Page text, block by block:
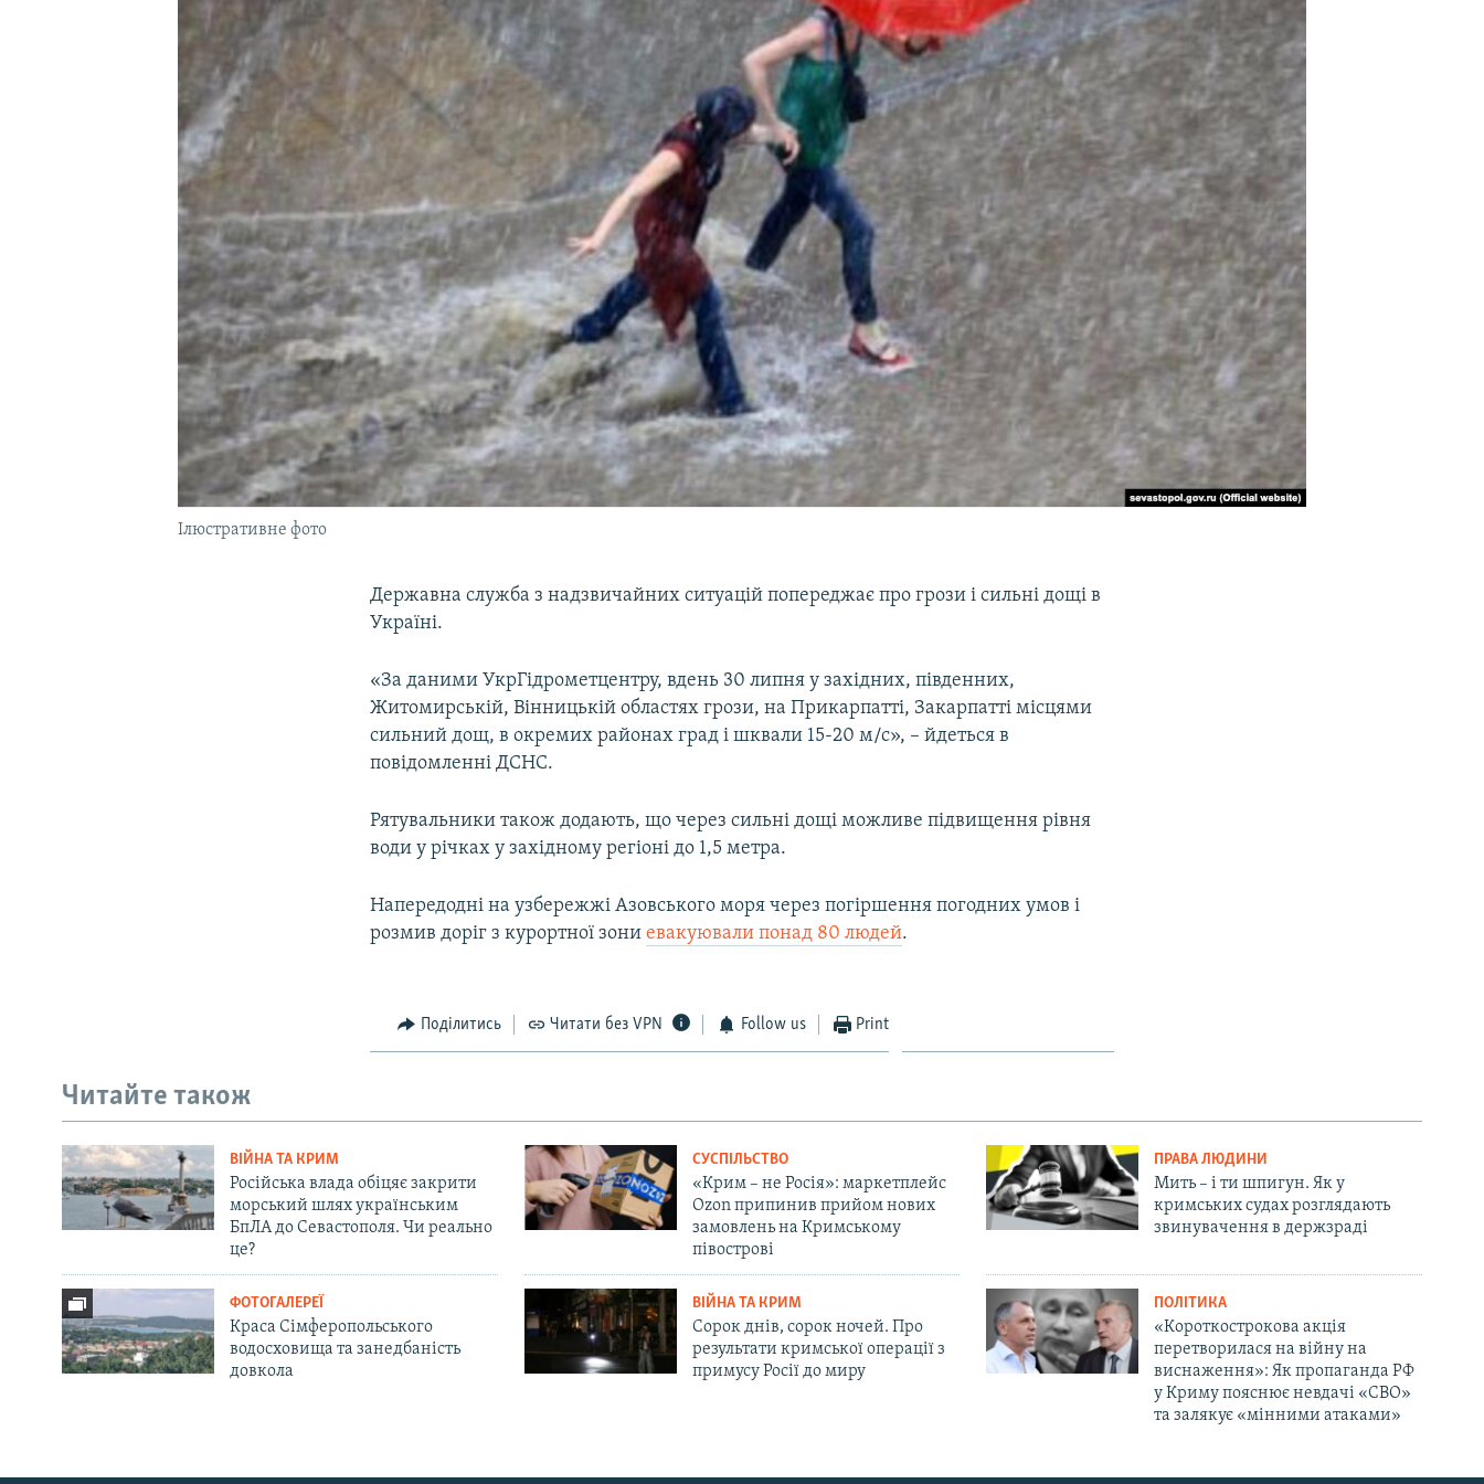
УКРАЇНСЬКА ПРОБЛЕМА КРИМУ
Русский
Ілюстративне фото
Державна служба з надзвичайних ситуацій попереджає про грози і сильні дощі в
Україні.
«За даними УкрГідрометцентру, вдень 30 липня у західних, південних,
Житомирській, Вінницькій областях грози, на Прикарпатті, Закарпатті місцями
сильний дощ, в окремих районах град і шквали 15-20 м/с», – йдеться в
повідомленні ДСНС.
Рятувальники також додають, що через сильні дощі можливе підвищення рівня
води у річках у західному регіоні до 1,5 метра.
Напередодні на узбережжі Азовського моря через погіршення погодних умов і
розмив доріг з курортної зониевакуювали понад 80 людей.
Поділитись Читати без VPN Follow us Print
Читайте також
ВІЙНА ТА КРИМ
Російська влада обіцяє закрити
морський шлях українським
БпЛА до Севастополя. Чи реально
це?
СУСПІЛЬСТВО
«Крим – не Росія»: маркетплейс
Ozon припинив прийом нових
замовлень на Кримському
півострові
ПРАВА ЛЮДИНИ
Мить – і ти шпигун. Як у
кримських судах розглядають
звинувачення в держзраді
ФОТОГАЛЕРЕЇ
Краса Сімферопольського
водосховища та занедбаність
довкола
ВІЙНА ТА КРИМ
Сорок днів, сорок ночей. Про
результати кримської операції з
примусу Росії до миру
ПОЛІТИКА
«Короткострокова акція
перетворилася на війну на
виснаження»: Як пропаганда РФ
у Криму пояснює невдачі «СВО»
та залякує «мінними атаками»